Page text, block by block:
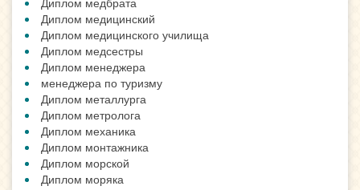
Диплом медицинский
Диплом медицинского училища
Диплом медсестры
Диплом менеджера
менеджера по туризму
Диплом металлурга
Диплом метролога
Диплом механика
Диплом монтажника
Диплом морской
Диплом моряка